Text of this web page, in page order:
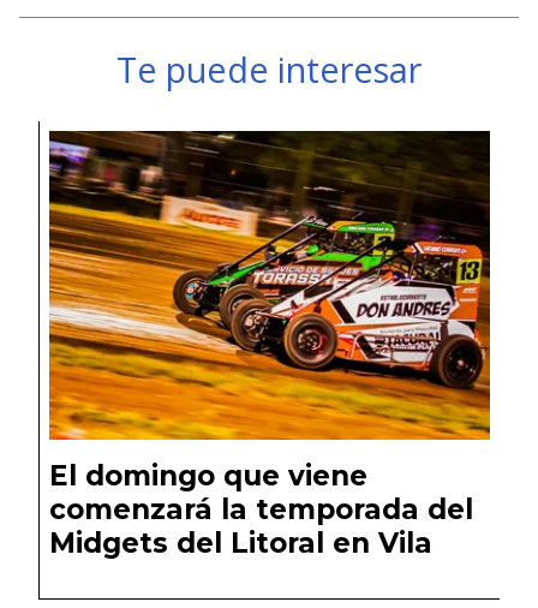
Te puede interesar
El domingo que viene
comenzará la temporada del
Midgets del Litoral en Vila